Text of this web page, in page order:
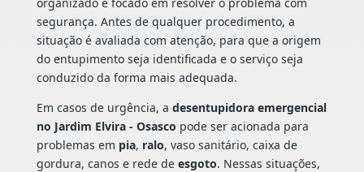
segurança. Antes de qualquer procedimento, a
situação é avaliada com atenção, para que a origem
do entupimento seja identificada e o serviço seja
conduzido da forma mais adequada.
Em casos de urgência, a desentupidora emergencial
no Jardim Elvira - Osasco pode ser acionada para
problemas em pia, ralo, vaso sanitário, caixa de
gordura, canos e rede de esgoto. Nessas situações,